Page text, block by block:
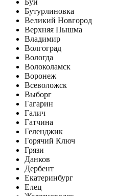
Буй
Бутурлиновка
Великий Новгород
Верхняя Пышма
Владимир
Волгоград
Вологда
Волоколамск
Воронеж
Всеволожск
Выборг
Гагарин
Галич
Гатчина
Геленджик
Горячий Ключ
Грязи
Данков
Дербент
Екатеринбург
Елец